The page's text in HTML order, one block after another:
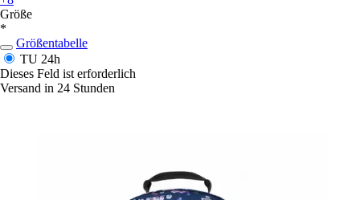
Größe
*
Größentabelle
TU 24h
Dieses Feld ist erforderlich
Versand in 24 Stunden